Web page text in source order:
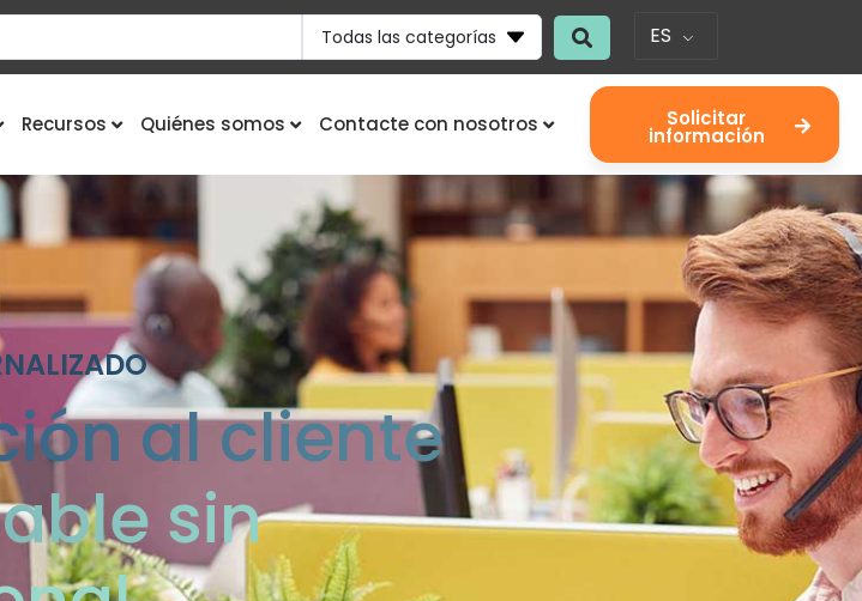
Todas las categorías ES
Recursos Quiénes somos Contacte con nosotros Solicitar
información
al cliente
sin